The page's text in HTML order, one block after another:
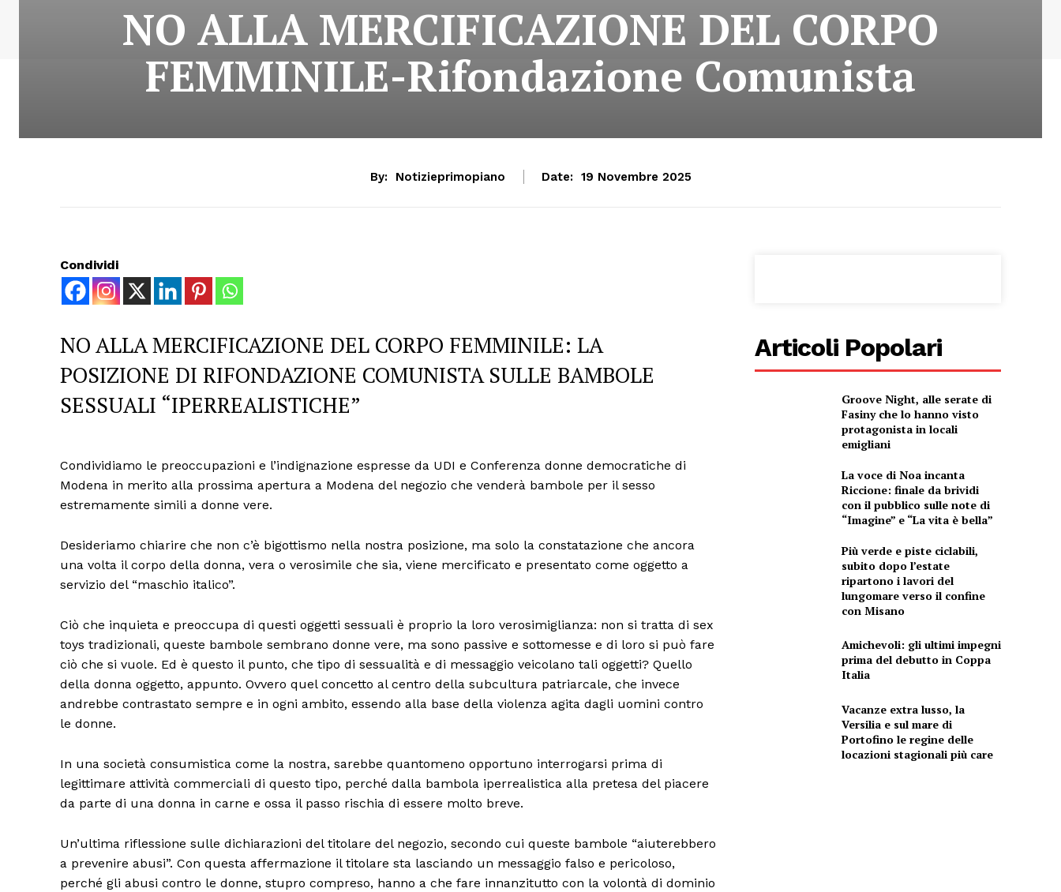
NO ALLA MERCIFICAZIONE DEL CORPO
FEMMINILE-Rifondazione Comunista
By: Notizieprimopiano Date: 19 Novembre 2025
Condividi
NO ALLA MERCIFICAZIONE DEL CORPO FEMMINILE: LA
POSIZIONE DI RIFONDAZIONE COMUNISTA SULLE BAMBOLE
SESSUALI “IPERREALISTICHE”
Condividiamo le preoccupazioni e l’indignazione espresse da UDI e Conferenza donne democratiche di
Modena in merito alla prossima apertura a Modena del negozio che venderà bambole per il sesso
estremamente simili a donne vere.
Desideriamo chiarire che non c’è bigottismo nella nostra posizione, ma solo la constatazione che ancora
una volta il corpo della donna, vera o verosimile che sia, viene mercificato e presentato come oggetto a
servizio del “maschio italico”.
Ciò che inquieta e preoccupa di questi oggetti sessuali è proprio la loro verosimiglianza: non si tratta di sex
toys tradizionali, queste bambole sembrano donne vere, ma sono passive e sottomesse e di loro si può fare
ciò che si vuole. Ed è questo il punto, che tipo di sessualità e di messaggio veicolano tali oggetti? Quello
della donna oggetto, appunto. Ovvero quel concetto al centro della subcultura patriarcale, che invece
andrebbe contrastato sempre e in ogni ambito, essendo alla base della violenza agita dagli uomini contro
le donne.
In una società consumistica come la nostra, sarebbe quantomeno opportuno interrogarsi prima di
legittimare attività commerciali di questo tipo, perché dalla bambola iperrealistica alla pretesa del piacere
da parte di una donna in carne e ossa il passo rischia di essere molto breve.
Un’ultima riflessione sulle dichiarazioni del titolare del negozio, secondo cui queste bambole “aiuterebbero
a prevenire abusi”. Con questa affermazione il titolare sta lasciando un messaggio falso e pericoloso,
perché gli abusi contro le donne, stupro compreso, hanno a che fare innanzitutto con la volontà di dominio
Articoli Popolari
Groove Night, alle serate di
Fasiny che lo hanno visto
protagonista in locali
emigliani
La voce di Noa incanta
Riccione: finale da brividi
con il pubblico sulle note di
“Imagine” e “La vita è bella”
Più verde e piste ciclabili,
subito dopo l’estate
ripartono i lavori del
lungomare verso il confine
con Misano
Amichevoli: gli ultimi impegni
prima del debutto in Coppa
Italia
Vacanze extra lusso, la
Versilia e sul mare di
Portofino le regine delle
locazioni stagionali più care